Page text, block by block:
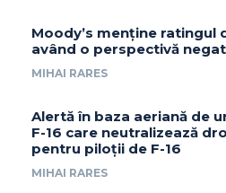
Moody’s menține ratingul
având o perspectivă
MIHAI RARES
Alertă în baza aeriană de
F-16 care neutralizează
pentru piloții de F-16
MIHAI RARES